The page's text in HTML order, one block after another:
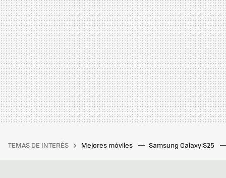
TEMAS DE INTERÉS Mejores móviles Samsung Galaxy S25